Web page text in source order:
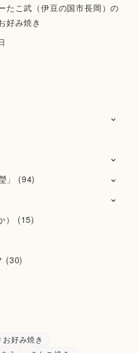
たこ武（伊豆の国市長岡）の
好み焼き
(94)
(15)
(30)
お好み焼き